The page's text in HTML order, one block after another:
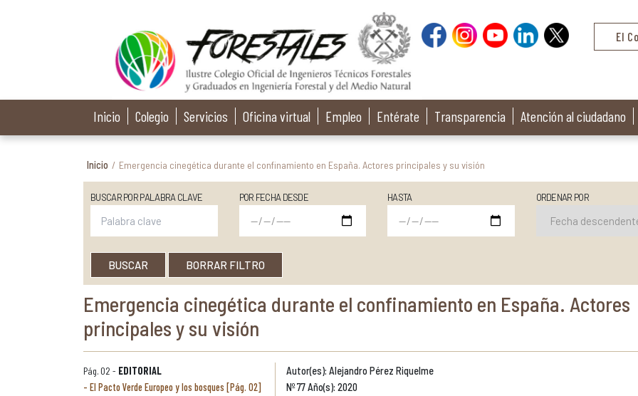
El
Inicio Colegio Servicios Oficina virtual Empleo Entérate Transparencia Atención al ciudadano
Inicio / Emergencia cinegética durante el confinamiento en España. Actores principales y su visión
BUSCAR POR PALABRA CLAVE POR FECHA DESDE HASTA ORDENAR POR
BUSCAR BORRAR FILTRO
Emergencia cinegética durante el confinamiento en España. Actores
principales y su visión
Pág. 02 - EDITORIAL
El Pacto Verde Europeo y los bosques [Pág. 02]
Autor(es): Alejandro Pérez Riquelme
Nº 77 Año(s): 2020